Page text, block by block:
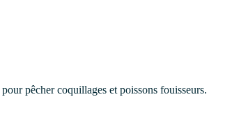
pour pêcher coquillages et poissons fouisseurs.